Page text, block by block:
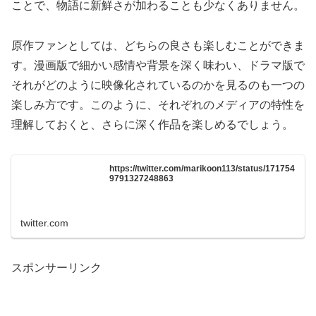
ことで、物語に新鮮さが加わることも少なくありません。
原作ファンとしては、どちらの良さも楽しむことができま
す。漫画版で細かい感情や背景を深く味わい、ドラマ版で
それがどのように映像化されているのかを見るのも一つの
楽しみ方です。このように、それぞれのメディアの特性を
理解しておくと、さらに深く作品を楽しめるでしょう。
https://twitter.com/marikoon113/status/171754
9791327248863
twitter.com
スポンサーリンク